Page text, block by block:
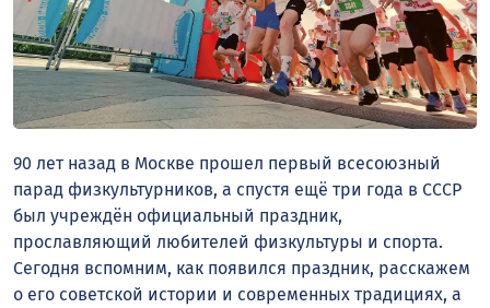
90 лет назад в Москве прошел первый всесоюзный
парад физкультурников, а спустя ещё три года в СССР
был учреждён официальный праздник,
прославляющий любителей физкультуры и спорта.
Сегодня вспомним, как появился праздник, расскажем
о его советской истории и современных традициях, а